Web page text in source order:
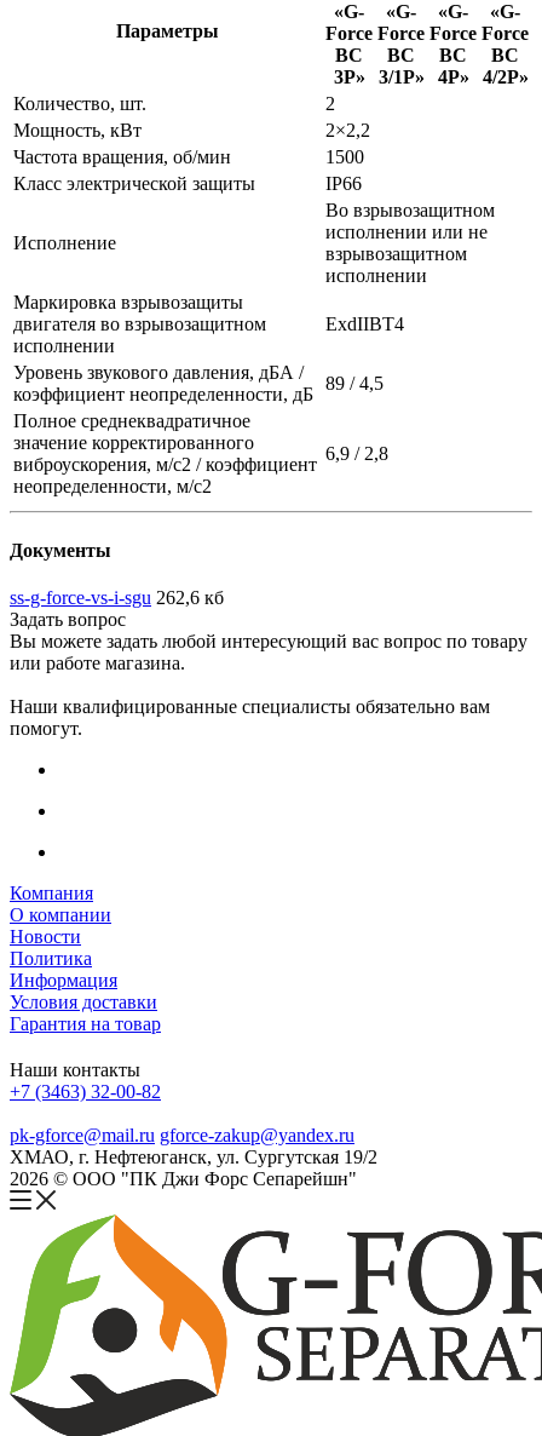
Параметры
«G-
Force
ВС
3P»
«G-
Force
ВС
3/1P»
«G-
Force
ВС
4P»
«G-
Force
ВС
4/2P»
Количество, шт.
2
Мощность, кВт
2×2,2
Частота вращения, об/мин
1500
Класс электрической защиты
IP66
Исполнение
Во взрывозащитном
исполнении или не
взрывозащитном
исполнении
Маркировка взрывозащиты
двигателя во взрывозащитном
исполнении
ЕхdIIBT4
Уровень звукового давления, дБА /
коэффициент неопределенности, дБ
89 / 4,5
Полное среднеквадратичное
значение корректированного
виброускорения, м/с2 / коэффициент
неопределенности, м/с2
6,9 / 2,8
Документы
ss-g-force-vs-i-sgu 262,6 кб
Задать вопрос
Вы можете задать любой интересующий вас вопрос по товару
или работе магазина.
Наши квалифицированные специалисты обязательно вам
помогут.
Компания
О компании
Новости
Политика
Информация
Условия доставки
Гарантия на товар
Наши контакты
+7 (3463) 32-00-82
pk-gforce@mail.ru gforce-zakup@yandex.ru
ХМАО, г. Нефтеюганск, ул. Сургутская 19/2
2026 © ООО "ПК Джи Форс Сепарейшн"